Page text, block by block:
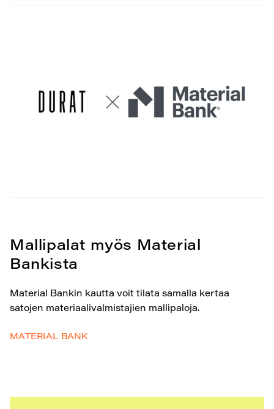
Mallipalat myös Material
Bankista
Material Bankin kautta voit tilata samalla kertaa
satojen materiaalivalmistajien mallipaloja.
MATERIAL BANK